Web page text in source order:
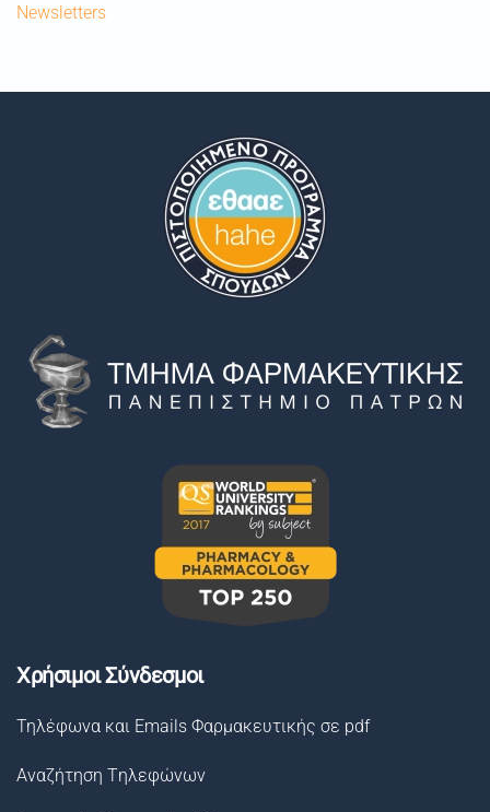
Newsletters
Χρήσιμοι Σύνδεσμοι
Τηλέφωνα και Emails Φαρμακευτικής σε pdf
Αναζήτηση Tηλεφώνων